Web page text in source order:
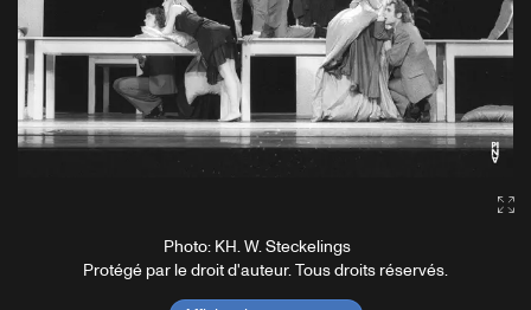
Photo: KH. W. Steckelings
Protégé par le droit d'auteur. Tous droits réservés.